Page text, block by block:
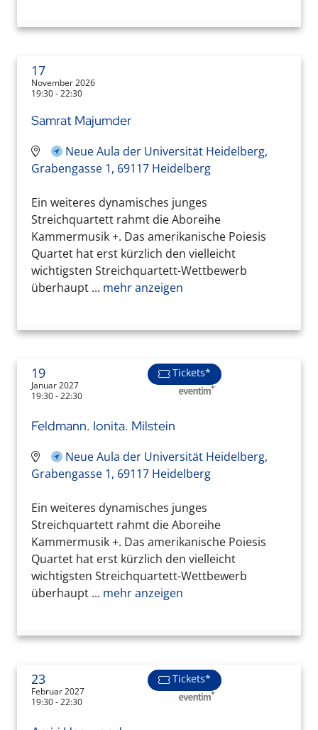
17
November 2026
19:30 - 22:30
Samrat Majumder
Neue Aula der Universität Heidelberg,
Grabengasse 1, 69117 Heidelberg
Ein weiteres dynamisches junges
Streichquartett rahmt die Aboreihe
Kammermusik +. Das amerikanische Poiesis
Quartet hat erst kürzlich den vielleicht
wichtigsten Streichquartett-Wettbewerb
überhaupt ... mehr anzeigen
19
Januar 2027
19:30 - 22:30
Tickets*
Feldmann. Ionita. Milstein
Neue Aula der Universität Heidelberg,
Grabengasse 1, 69117 Heidelberg
Ein weiteres dynamisches junges
Streichquartett rahmt die Aboreihe
Kammermusik +. Das amerikanische Poiesis
Quartet hat erst kürzlich den vielleicht
wichtigsten Streichquartett-Wettbewerb
überhaupt ... mehr anzeigen
23
Februar 2027
19:30 - 22:30
Tickets*